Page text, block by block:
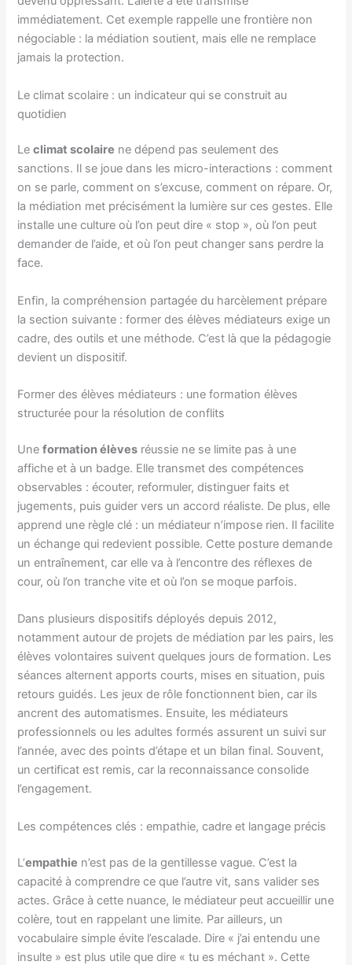
immédiatement. Cet exemple rappelle une frontière non
négociable : la médiation soutient, mais elle ne remplace
jamais la protection.
Le climat scolaire : un indicateur qui se construit au
quotidien
Leclimat scolaire ne dépend pas seulement des
sanctions. Il se joue dans les micro-interactions : comment
on se parle, comment on s’excuse, comment on répare. Or,
la médiation met précisément la lumière sur ces gestes. Elle
installe une culture où l’on peut dire « stop », où l’on peut
demander de l’aide, et où l’on peut changer sans perdre la
face.
Enfin, la compréhension partagée du harcèlement prépare
la section suivante : former des élèves médiateurs exige un
cadre, des outils et une méthode. C’est là que la pédagogie
devient un dispositif.
Former des élèves médiateurs : une formation élèves
structurée pour la résolution de conflits
Uneformation élèves réussie ne se limite pas à une
affiche et à un badge. Elle transmet des compétences
observables : écouter, reformuler, distinguer faits et
jugements, puis guider vers un accord réaliste. De plus, elle
apprend une règle clé : un médiateur n’impose rien. Il facilite
un échange qui redevient possible. Cette posture demande
un entraînement, car elle va à l’encontre des réflexes de
cour, où l’on tranche vite et où l’on se moque parfois.
Dans plusieurs dispositifs déployés depuis 2012,
notamment autour de projets de médiation par les pairs, les
élèves volontaires suivent quelques jours de formation. Les
séances alternent apports courts, mises en situation, puis
retours guidés. Les jeux de rôle fonctionnent bien, car ils
ancrent des automatismes. Ensuite, les médiateurs
professionnels ou les adultes formés assurent un suivi sur
l’année, avec des points d’étape et un bilan final. Souvent,
un certificat est remis, car la reconnaissance consolide
l’engagement.
Les compétences clés : empathie, cadre et langage précis
L’empathie n’est pas de la gentillesse vague. C’est la
capacité à comprendre ce que l’autre vit, sans valider ses
actes. Grâce à cette nuance, le médiateur peut accueillir une
colère, tout en rappelant une limite. Par ailleurs, un
vocabulaire simple évite l’escalade. Dire « j’ai entendu une
insulte » est plus utile que dire « tu es méchant ». Cette